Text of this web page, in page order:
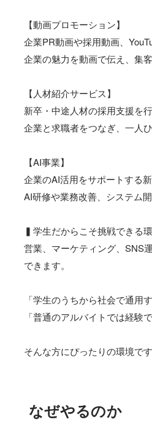
【動画プロモーション】
企業PR動画や採用動画、
企業の魅力を動画で伝え、集
【人材紹介サービス】
新卒・中途人材の採用支援を行
企業と求職者をつなぎ、一人
【AI事業】
企業のAI活用をサポートする新
AI研修や業務改善、システム
▍学生だからこそ挑戦できる
営業、マーケティング、SNS
できます。
「学生のうちから社会で通用
「普通のアルバイトでは経験
そんな方にぴったりの環境です
なぜやるのか